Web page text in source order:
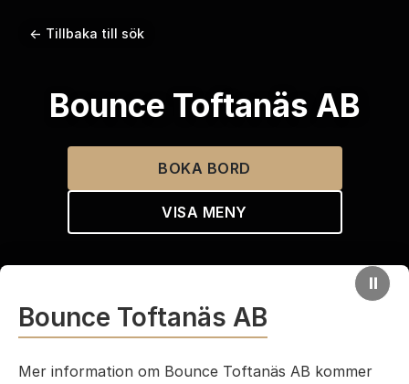
← Tillbaka till sök
Bounce Toftanäs AB
BOKA BORD
VISA MENY
⏸
Bounce Toftanäs AB
Mer information om Bounce Toftanäs AB kommer